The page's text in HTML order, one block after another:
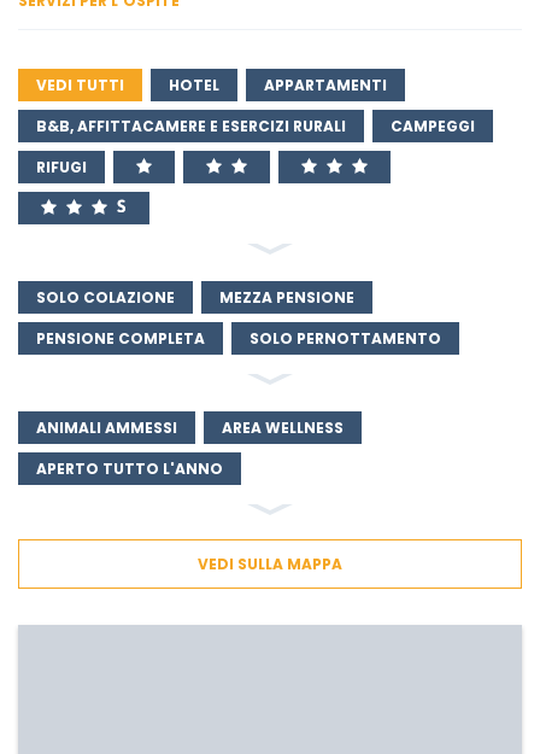
VEDI TUTTI HOTEL
APPARTAMENTI
B&B, AFFITTACAMERE E ESERCIZI RURALI
CAMPEGGI
RIFUGI
SOLO COLAZIONE
MEZZA PENSIONE
PENSIONE COMPLETA
SOLO PERNOTTAMENTO
ANIMALI AMMESSI
AREA WELLNESS
APERTO TUTTO L'ANNO
VEDI SULLA MAPPA